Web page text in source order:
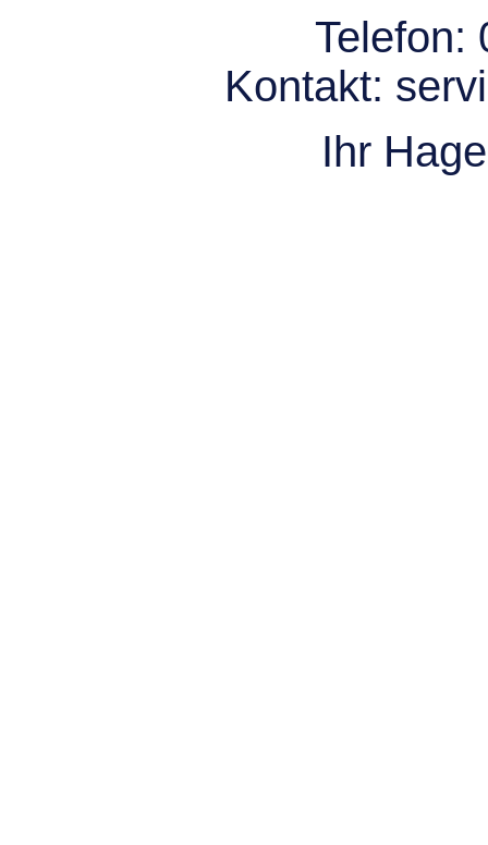
Telefon:
Kontakt:
Ihr